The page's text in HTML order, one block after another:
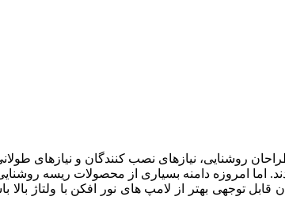
روشنایی، نیازهای نصب کنندگان و نیازهای
توجهی بهتر از لامپ های نور افکن با ولتاژ